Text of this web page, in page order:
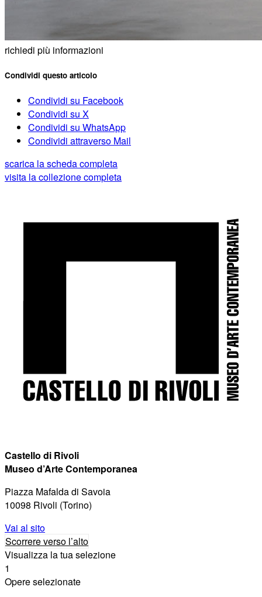
richiedi più informazioni
Condividi questo articolo
Condividi su Facebook
Condividi su X
Condividi su WhatsApp
Condividi attraverso Mail
scarica la scheda completa
visita la collezione completa
Castello di Rivoli
Museo d’Arte Contemporanea
Piazza Mafalda di Savoia
10098 Rivoli (Torino)
Vai al sito
Scorrere verso l’alto
Visualizza la tua selezione
1
Opere selezionate